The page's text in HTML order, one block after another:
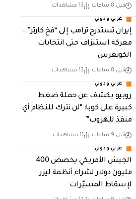
قبل 8 ساعات 13 مشاهدات
عربي ودولي
إيران تستدرج ترامب إلى “فخ كارتر”..
معركة استنزاف حتى انتخابات
الكونغرس
قبل 8 ساعات 13 مشاهدات
عربي ودولي
روبيو يكشف عن حملة ضغط
كبيرة على كوبا: “لن نترك للنظام أي
منفذ للهروب”
قبل 9 ساعات 11 مشاهدات
عربي ودولي
الجيش الأمريكي يخصص 400
مليون دولار لشراء أنظمة ليزر
لإسقاط المسيّرات